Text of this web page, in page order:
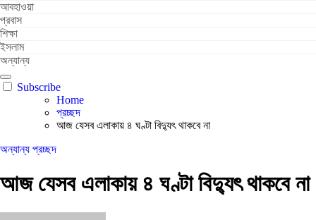
আবহাওয়া
প্রবাস
শিক্ষা
ইসলাম
অন্যান্য
Subscribe
Home
প্রচ্ছদ
আজ যেসব এলাকায় ৪ ঘণ্টা বিদ্যুৎ থাকবে না
অন্যান্য প্রচ্ছদ
আজ যেসব এলাকায় ৪ ঘণ্টা বিদ্যুৎ থাকবে না